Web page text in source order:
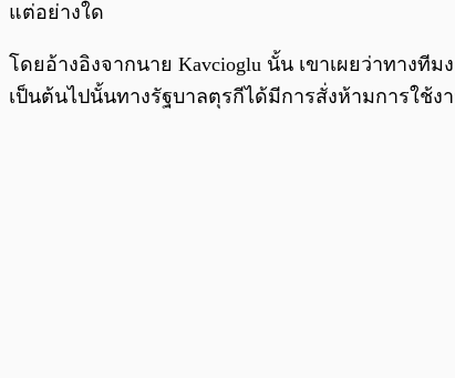
แต่อย่างใด
โดยอ้างอิงจากนาย Kavcioglu นั้น เขาเผยว่าทางที
เป็นต้นไปนั้นทางรัฐบาลตุรกีได้มีการสั่งห้ามการใช้